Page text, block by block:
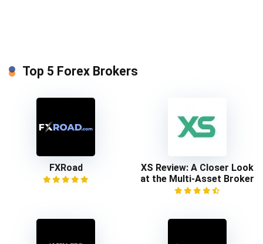
Top 5 Forex Brokers
FXRoad
XS Review: A Closer Look
at the Multi-Asset Broker